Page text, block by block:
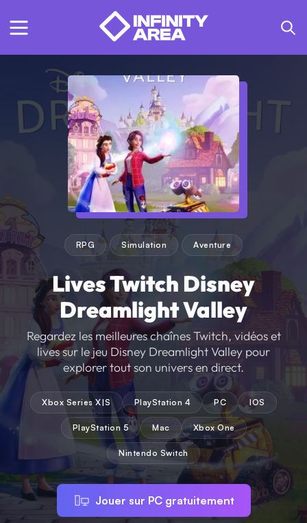
RPG Simulation Aventure
Lives Twitch Disney
Dreamlight Valley
Regardez les meilleures chaînes Twitch, vidéos et
lives sur le jeu Disney Dreamlight Valley pour
explorer tout son univers en direct.
Xbox Series X|S PlayStation 4 PC IOS
PlayStation 5 Mac Xbox One
Nintendo Switch
Jouer sur PC gratuitement